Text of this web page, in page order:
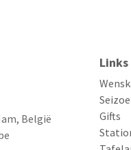
België
Links
Gifts